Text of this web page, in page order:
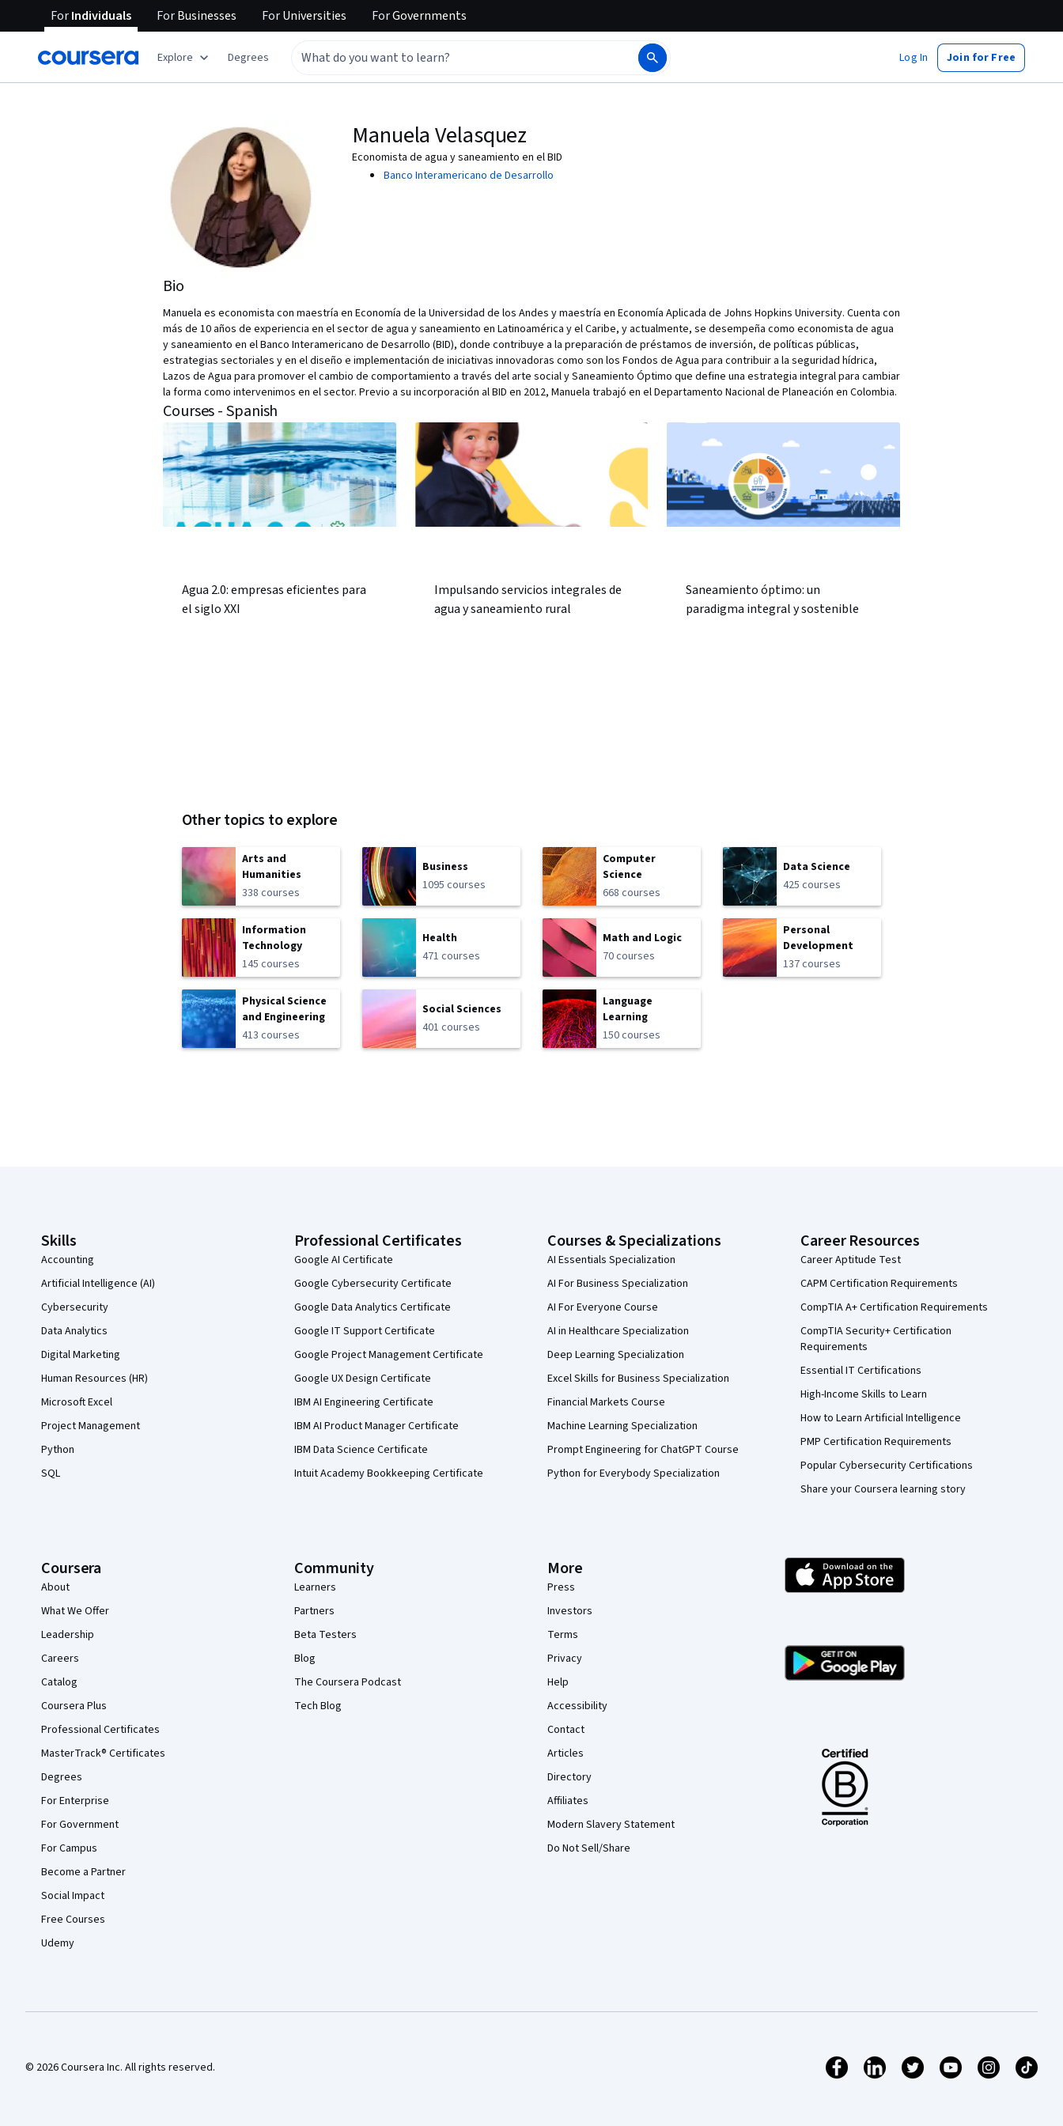
ForIndividuals ForBusinesses ForUniversities ForGovernments
Explore Degrees Log In Join for Free
Manuela Velasquez
Economista de agua y saneamiento en el BID
Banco Interamericano de Desarrollo
Bio
Manuela es economista con maestría en Economía de la Universidad de los Andes y maestría en Economía Aplicada de Johns Hopkins University. Cuenta con
más de 10 años de experiencia en el sector de agua y saneamiento en Latinoamérica y el Caribe, y actualmente, se desempeña como economista de agua
y saneamiento en el Banco Interamericano de Desarrollo (BID), donde contribuye a la preparación de préstamos de inversión, de políticas públicas,
estrategias sectoriales y en el diseño e implementación de iniciativas innovadoras como son los Fondos de Agua para contribuir a la seguridad hídrica,
Lazos de Agua para promover el cambio de comportamiento a través del arte social y Saneamiento Óptimo que define una estrategia integral para cambiar
la forma como intervenimos en el sector. Previo a su incorporación al BID en 2012, Manuela trabajó en el Departamento Nacional de Planeación en Colombia.
Courses - Spanish
Agua 2.0: empresas eficientes para
el siglo XXI
Impulsando servicios integrales de
agua y saneamiento rural
Saneamiento óptimo: un
paradigma integral y sostenible
Other topics to explore
Arts and
Humanities
338 courses
Business
1095 courses
Computer
Science
668 courses
Data Science
425 courses
Information
Technology
145 courses
Health
471 courses
Math and Logic
70 courses
Personal
Development
137 courses
Physical Science
and Engineering
413 courses
Social Sciences
401 courses
Language
Learning
150 courses
Skills
Accounting
Artificial Intelligence (AI)
Cybersecurity
Data Analytics
Digital Marketing
Human Resources (HR)
Microsoft Excel
Project Management
Python
SQL
Professional Certificates
Google AI Certificate
Google Cybersecurity Certificate
Google Data Analytics Certificate
Google IT Support Certificate
Google Project Management Certificate
Google UX Design Certificate
IBM AI Engineering Certificate
IBM AI Product Manager Certificate
IBM Data Science Certificate
Intuit Academy Bookkeeping Certificate
Courses & Specializations
AI Essentials Specialization
AI For Business Specialization
AI For Everyone Course
AI in Healthcare Specialization
Deep Learning Specialization
Excel Skills for Business Specialization
Financial Markets Course
Machine Learning Specialization
Prompt Engineering for ChatGPT Course
Python for Everybody Specialization
Career Resources
Career Aptitude Test
CAPM Certification Requirements
CompTIA A+ Certification Requirements
CompTIA Security+ Certification
Requirements
Essential IT Certifications
High-Income Skills to Learn
How to Learn Artificial Intelligence
PMP Certification Requirements
Popular Cybersecurity Certifications
Share your Coursera learning story
Coursera
About
What We Offer
Leadership
Careers
Catalog
Coursera Plus
Professional Certificates
MasterTrack® Certificates
Degrees
For Enterprise
For Government
For Campus
Become a Partner
Social Impact
Free Courses
Udemy
Community
Learners
Partners
Beta Testers
Blog
The Coursera Podcast
Tech Blog
More
Press
Investors
Terms
Privacy
Help
Accessibility
Contact
Articles
Directory
Affiliates
Modern Slavery Statement
Do Not Sell/Share
© 2026 Coursera Inc. All rights reserved.